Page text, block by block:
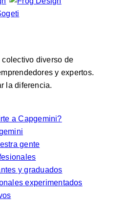
colectivo diverso de
y expertos.
la diferencia.
a Capgemini?
gente
y graduados
experimentados